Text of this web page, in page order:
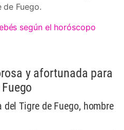
Fuego.
según el horóscopo
y afortunada para
Tigre de Fuego, hombre